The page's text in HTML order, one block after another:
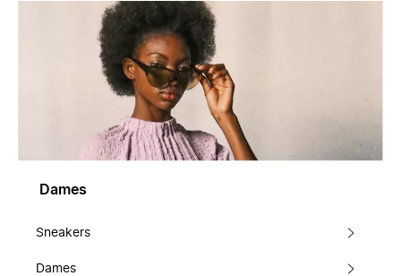
Dames
Sneakers
Dames